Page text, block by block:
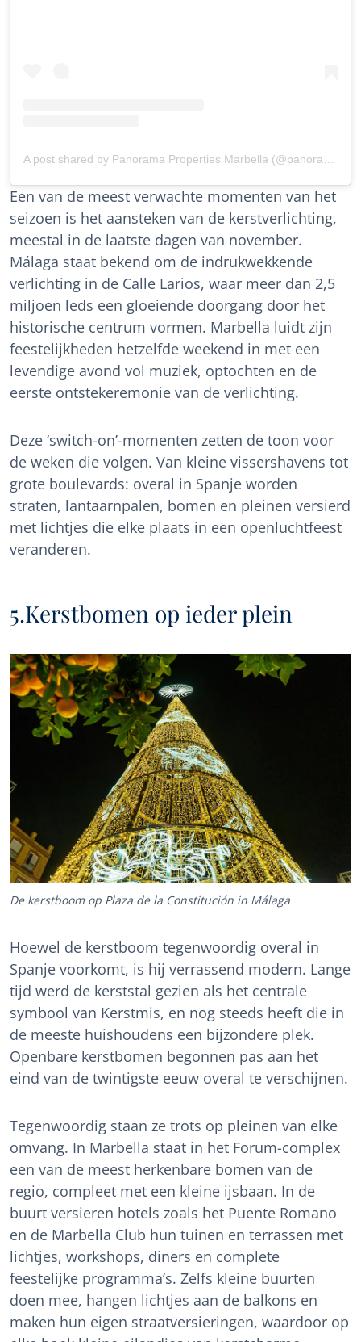
Een van de meest verwachte momenten van het
seizoen is het aansteken van de kerstverlichting,
meestal in de laatste dagen van november.
Málaga staat bekend om de indrukwekkende
verlichting in de Calle Larios, waar meer dan 2,5
miljoen leds een gloeiende doorgang door het
historische centrum vormen. Marbella luidt zijn
feestelijkheden hetzelfde weekend in met een
levendige avond vol muziek, optochten en de
eerste ontstekeremonie van de verlichting.
Deze ‘switch-on’-momenten zetten de toon voor
de weken die volgen. Van kleine vissershavens tot
grote boulevards: overal in Spanje worden
straten, lantaarnpalen, bomen en pleinen versierd
met lichtjes die elke plaats in een openluchtfeest
veranderen.
5.Kerstbomen op ieder plein
De kerstboom op Plaza de la Constitución in Málaga
Hoewel de kerstboom tegenwoordig overal in
Spanje voorkomt, is hij verrassend modern. Lange
tijd werd de kerststal gezien als het centrale
symbool van Kerstmis, en nog steeds heeft die in
de meeste huishoudens een bijzondere plek.
Openbare kerstbomen begonnen pas aan het
eind van de twintigste eeuw overal te verschijnen.
Tegenwoordig staan ze trots op pleinen van elke
omvang. In Marbella staat in het Forum-complex
een van de meest herkenbare bomen van de
regio, compleet met een kleine ijsbaan. In de
buurt versieren hotels zoals het Puente Romano
en de Marbella Club hun tuinen en terrassen met
lichtjes, workshops, diners en complete
feestelijke programma’s. Zelfs kleine buurten
doen mee, hangen lichtjes aan de balkons en
maken hun eigen straatversieringen, waardoor op